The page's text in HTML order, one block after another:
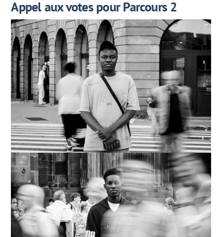
Appel aux votes pour Parcours 2